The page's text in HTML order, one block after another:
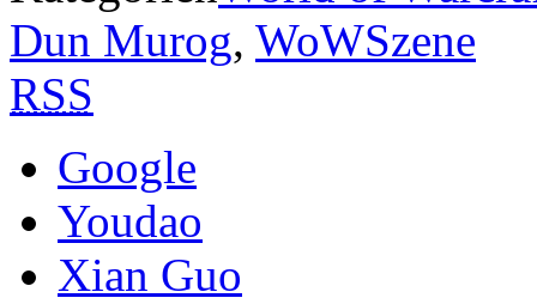
Dun Murog, WoWSzene
RSS
Google
Youdao
Xian Guo